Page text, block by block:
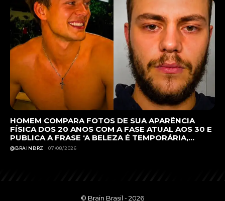
HOMEM COMPARA FOTOS DE SUA APARÊNCIA
FÍSICA DOS 20 ANOS COM A FASE ATUAL AOS 30 E
PUBLICA A FRASE ‘A BELEZA É TEMPORÁRIA,...
@BRAINBRZ 07/08/2026
© Brain Brasil - 2026